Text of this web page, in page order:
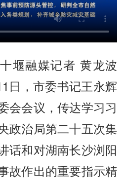
十堰融媒记者 黄龙波
日，市委书记王永辉
会会议，传达学习习
政治局第二十五次集
话和对湖南长沙浏阳
故作出的重要指示精